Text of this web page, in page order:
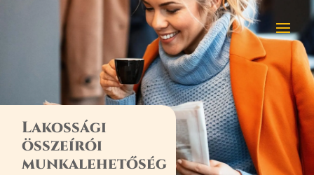
Lakossági
összeírói
munkalehetőség